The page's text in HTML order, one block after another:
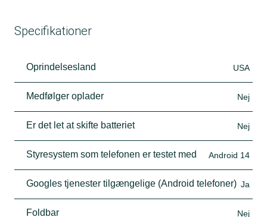
Specifikationer
Oprindelsesland USA
Medfølger oplader Nej
Er det let at skifte batteriet Nej
Styresystem som telefonen er testet med Android 14
Googles tjenester tilgængelige (Android telefoner) Ja
Foldbar Nej